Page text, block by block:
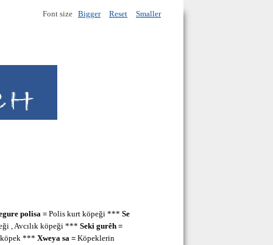
Font size Bigger Reset Smaller
polisa = Polis kurt köpeği *** Se
, Avcılık köpeği *** Seki gurêh =
köpek *** Xweya sa = Köpeklerin